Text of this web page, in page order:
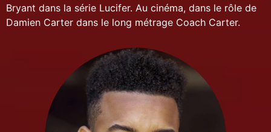
Bryant dans la série Lucifer. Au cinéma, dans le rôle de
Damien Carter dans le long métrage Coach Carter.